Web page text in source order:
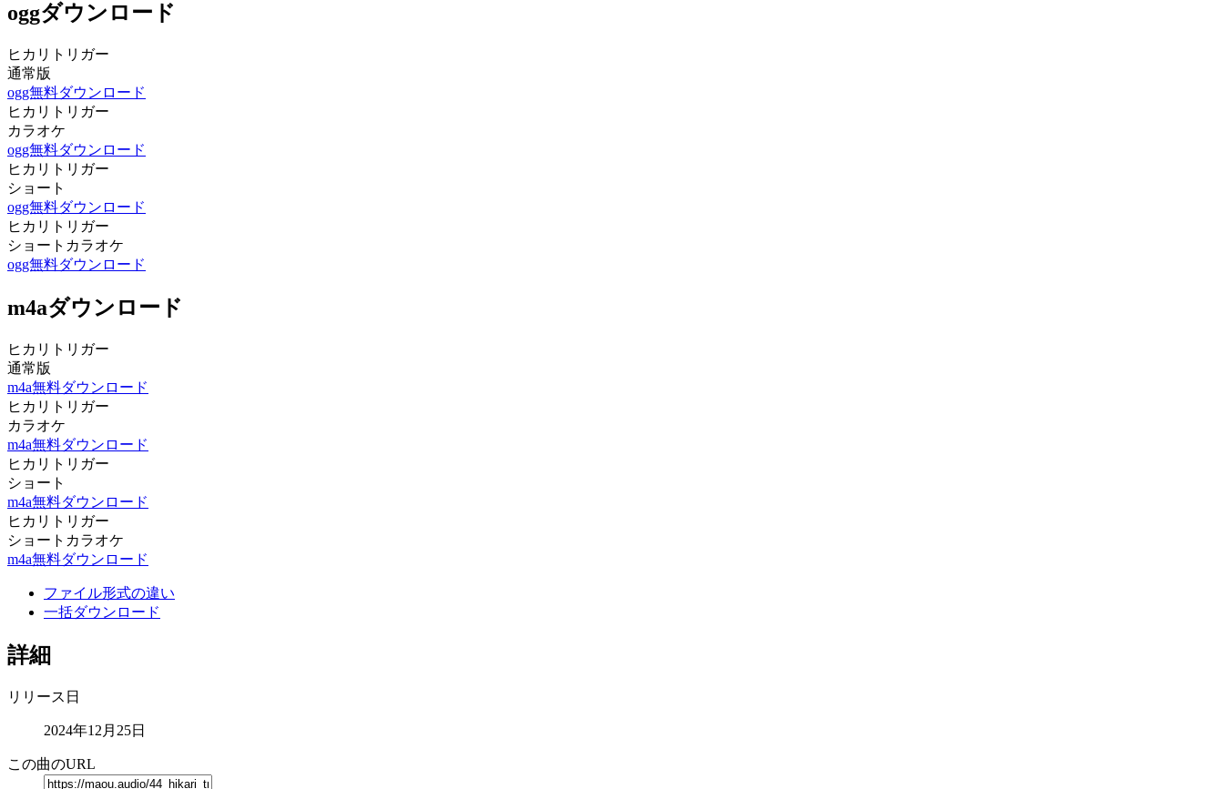
oggダウンロード
ヒカリトリガー
通常版
ogg無料ダウンロード
ヒカリトリガー
カラオケ
ogg無料ダウンロード
ヒカリトリガー
ショート
ogg無料ダウンロード
ヒカリトリガー
ショートカラオケ
ogg無料ダウンロード
m4aダウンロード
ヒカリトリガー
通常版
m4a無料ダウンロード
ヒカリトリガー
カラオケ
m4a無料ダウンロード
ヒカリトリガー
ショート
m4a無料ダウンロード
ヒカリトリガー
ショートカラオケ
m4a無料ダウンロード
ファイル形式の違い
一括ダウンロード
詳細
リリース日
2024年12月25日
この曲のURL